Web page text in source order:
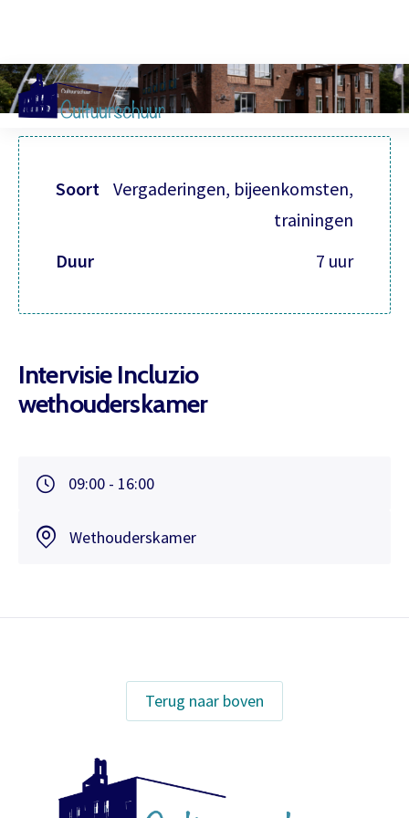
Intervisie Incluzio
wethouderskamer
09:00 - 16:00
Wethouderskamer
Soort Vergaderingen, bijeenkomsten,
trainingen
Duur
7 uur
Terug naar boven